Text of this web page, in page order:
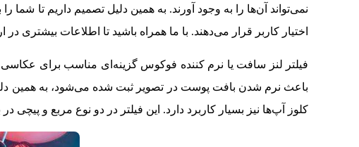
نمی‌تواند آن‌ها را به وجود آورند. به همین دلیل تصمیم داریم تا شما
اختیار کاربر قرار می‌دهند. با ما همراه باشید تا اطلاعات بیشتری در
فیلتر لنز سافت یا نرم کننده فوکوس گزینه‌ای مناسب برای
باعث نرم شدن بافت پوست در تصویر ثبت شده می‌شود، به همین
کلوز آپ‌ها نیز بسیار کاربرد دارد. این فیلتر در دو نوع مربع و پیچی